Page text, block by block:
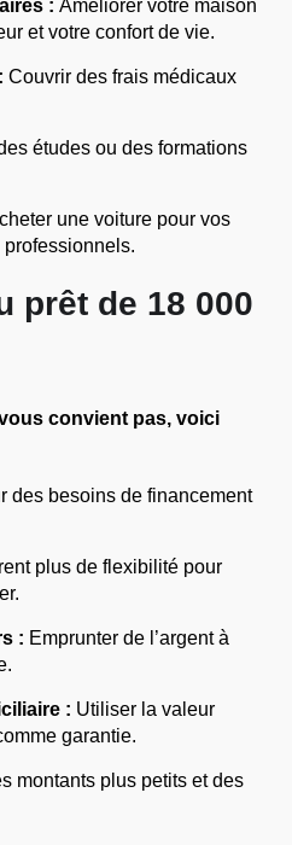
: Améliorer votre maison
et votre confort de vie.
Couvrir des frais médicaux
études ou des formations
une voiture pour vos
prêt de 18 000
convient pas, voici
des besoins de financement
plus de flexibilité pour
: Emprunter de l’argent à
: Utiliser la valeur
garantie.
montants plus petits et des